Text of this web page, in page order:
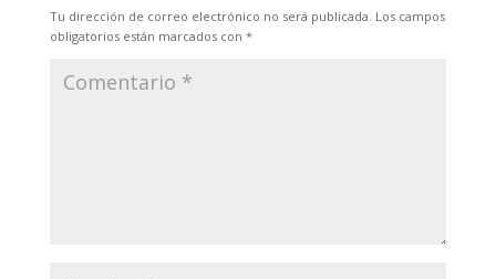
Tu dirección de correo electrónico no será publicada. Los campos
obligatorios están marcados con *